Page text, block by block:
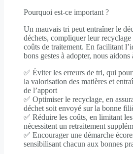
Pourquoi est-ce important ?
Un mauvais tri peut entraîner le
déchets, compliquer leur recyclage
coûts de traitement. En facilitant
bons gestes à adopter, nous aidons
✅ Éviter les erreurs de tri, qui
la valorisation des matières et
de l’apport
✅ Optimiser le recyclage, en
déchet soit envoyé sur la bonne
✅ Réduire les coûts, en limitant
nécessitent un retraitement
✅ Encourager une démarche
sensibilisant chacun aux bonnes